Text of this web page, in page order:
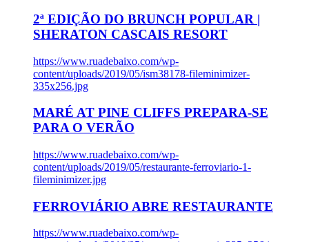
2ª EDIÇÃO DO BRUNCH POPULAR |
SHERATON CASCAIS RESORT
https://www.ruadebaixo.com/wp-
content/uploads/2019/05/ism38178-fileminimizer-
335x256.jpg
MARÉ AT PINE CLIFFS PREPARA-SE
PARA O VERÃO
https://www.ruadebaixo.com/wp-
content/uploads/2019/05/restaurante-ferroviario-1-
fileminimizer.jpg
FERROVIÁRIO ABRE RESTAURANTE
https://www.ruadebaixo.com/wp-